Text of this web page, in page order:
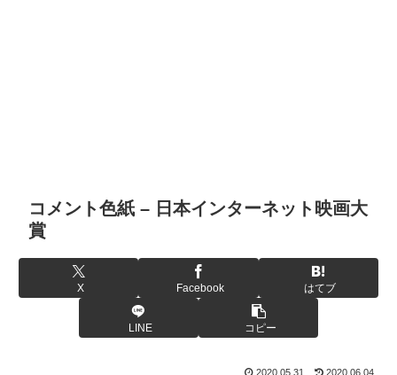
コメント色紙 – 日本インターネット映画大
賞
X Facebook はてブ
LINE コピー
2020.05.31 2020.06.04